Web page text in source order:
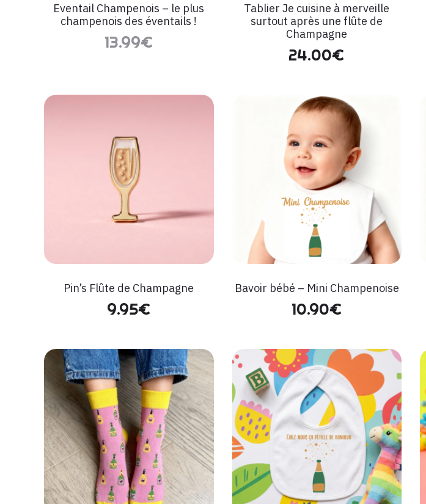
Eventail Champenois – le plus
champenois des éventails !
13.99€
Tablier Je cuisine à merveille
surtout après une flûte de
Champagne
24.00€
Pin’s Flûte de Champagne
9.95€
Bavoir bébé – Mini Champenoise
10.90€